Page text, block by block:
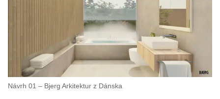
Návrh 01 – Bjerg Arkitektur z Dánska